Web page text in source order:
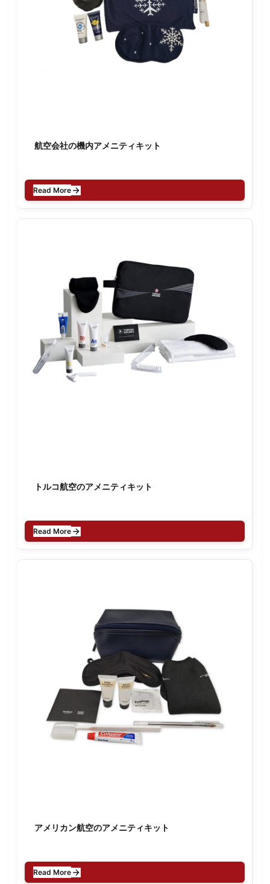
航空会社の機内アメニティキット
Read More
トルコ航空のアメニティキット
Read More
アメリカン航空のアメニティキット
Read More